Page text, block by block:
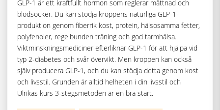
GLP-1 är ett kraftfullt hormon som reglerar mättnad och
blodsocker. Du kan stödja kroppens naturliga GLP-1-
produktion genom fiberrik kost, protein, hälsosamma fetter,
polyfenoler, regelbunden träning och god tarmhälsa.
Viktminskningsmediciner efterliknar GLP-1 för att hjälpa vid
typ 2-diabetes och svår övervikt. Men kroppen kan också
själv producera GLP-1, och du kan stödja detta genom kost
och livsstil. Grunden är alltid helheten i din livsstil och
Ulrikas kurs 3-stegsmetoden är en bra start.